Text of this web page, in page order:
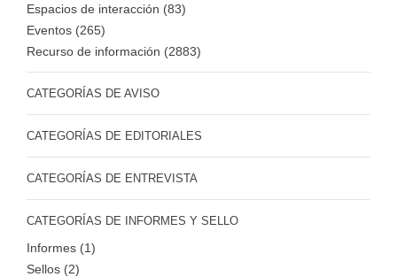
Espacios de interacción (83)
Eventos (265)
Recurso de información (2883)
CATEGORÍAS DE AVISO
CATEGORÍAS DE EDITORIALES
CATEGORÍAS DE ENTREVISTA
CATEGORÍAS DE INFORMES Y SELLO
Informes (1)
Sellos (2)